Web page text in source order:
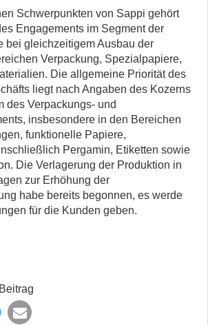
Schwerpunkten von Sappi gehört
Engagements im Segment der
bei gleichzeitigem Ausbau der
Verpackung, Spezialpapiere,
Die allgemeine Priorität des
liegt nach Angaben des Kozerns
des Verpackungs- und
insbesondere in den Bereichen
funktionelle Papiere,
Pergamin, Etiketten sowie
Die Verlagerung der Produktion in
zur Erhöhung der
habe bereits begonnen, es werde
für die Kunden geben.